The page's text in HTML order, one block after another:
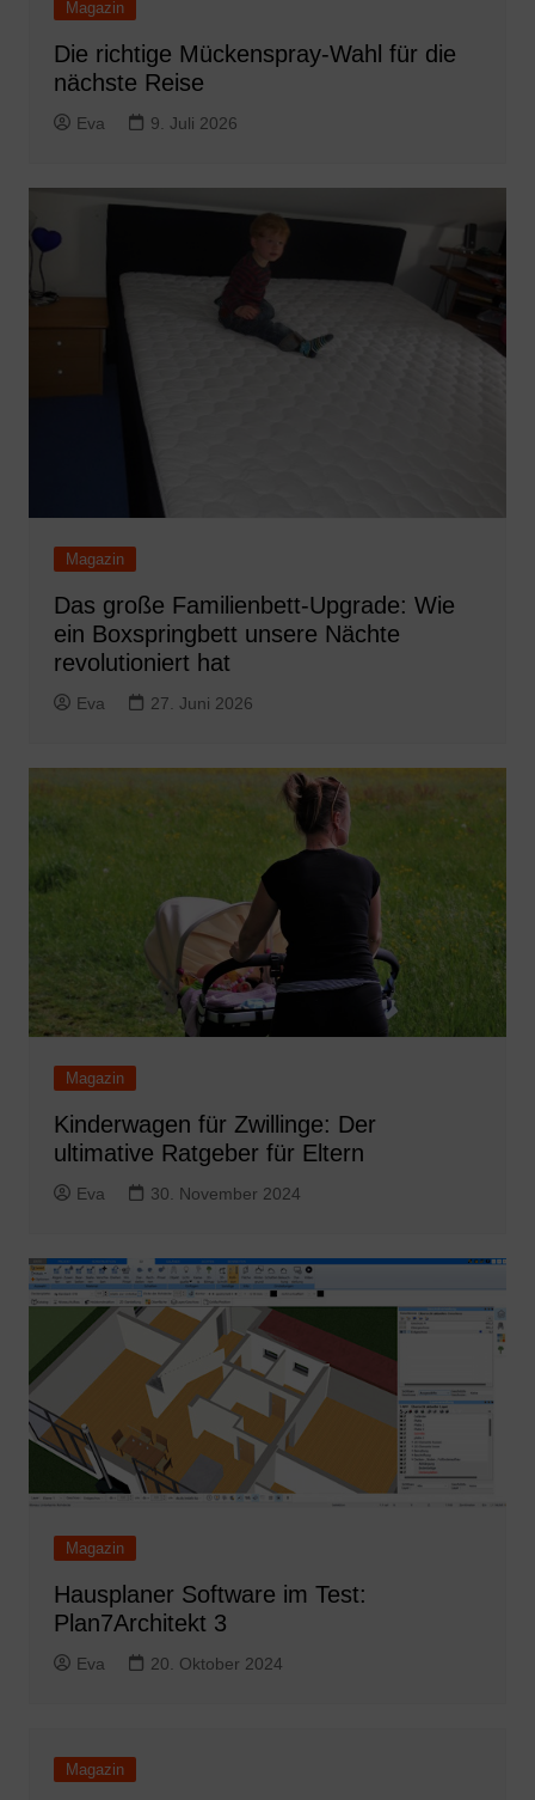
Magazin
Die richtige Mückenspray-Wahl für die
nächste Reise
Eva 9. Juli 2026
Magazin
Das große Familienbett-Upgrade: Wie
ein Boxspringbett unsere Nächte
revolutioniert hat
Eva 27. Juni 2026
Magazin
Kinderwagen für Zwillinge: Der
ultimative Ratgeber für Eltern
Eva 30. November 2024
Magazin
Hausplaner Software im Test:
Plan7Architekt 3
Eva 20. Oktober 2024
Magazin